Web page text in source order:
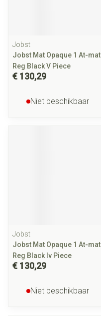
Jobst
Jobst Mat Opaque 1 At-mat
Reg Black V Piece
€ 130,29
Niet beschikbaar
Jobst
Jobst Mat Opaque 1 At-mat
Reg Black Iv Piece
€ 130,29
Niet beschikbaar